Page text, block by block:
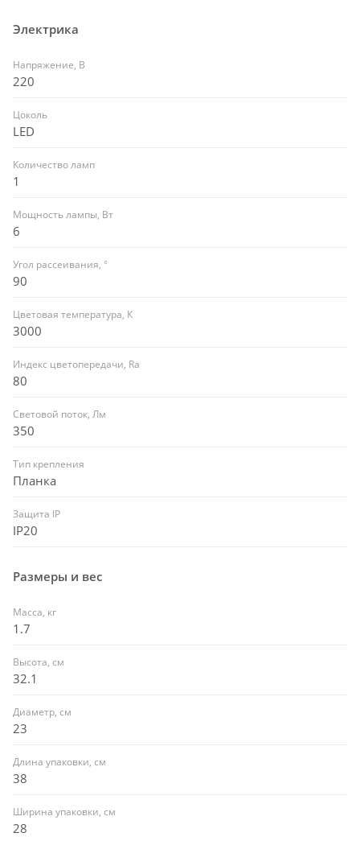
Электрика
Напряжение, В
220
Цоколь
LED
Количество ламп
1
Мощность лампы, Вт
6
Угол рассеивания, °
90
Цветовая температура, К
3000
Индекс цветопередачи, Ra
80
Световой поток, Лм
350
Тип крепления
Планка
Защита IP
IP20
Размеры и вес
Масса, кг
1.7
Высота, см
32.1
Диаметр, см
23
Длина упаковки, см
38
Ширина упаковки, см
28